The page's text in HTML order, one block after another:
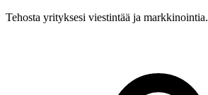
Tehosta yrityksesi viestintää ja markkinointia.